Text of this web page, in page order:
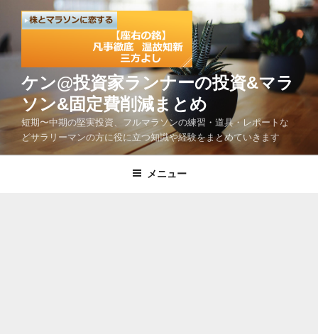
テ
ン
ス
キ
ケン@投資家ランナーの投資&マラ
ソン&固定費削減まとめ
短期〜中期の堅実投資、フルマラソンの練習・道具・レポートな
どサラリーマンの方に役に立つ知識や経験をまとめていきます
メニュー